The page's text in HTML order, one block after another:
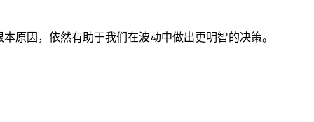
原因，依然有助于我们在波动中做出更明智的决策。